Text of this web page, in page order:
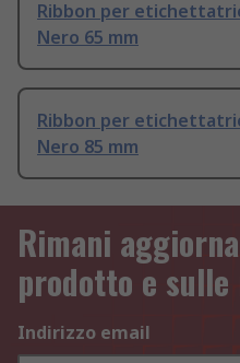
Ribbon per
Nero 65 mm
Ribbon per
Nero 85 mm
Rimani
prodotto e
Indirizzo email